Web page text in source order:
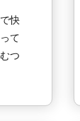
快
て
つ